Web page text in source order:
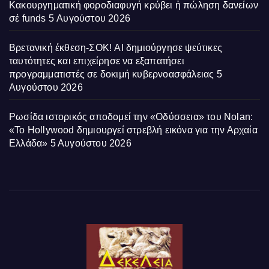
Κακουργηματική φοροδιαφυγή κρύβει ἡ πώληση δανείων
σέ funds 5 Αυγούστου 2026
Βρετανική έκθεση-ΣΟΚ! AI δημιούργησε ψεύτικες
ταυτότητες και επιχείρησε να εξαπατήσει
προγραμματιστές σε δοκιμή κυβερνοασφάλειας 5
Αυγούστου 2026
Ρωσίδα ιστορικός αποδομεί την «Οδύσσεια» του Nolan:
«Το Hollywood δημιουργεί στρεβλή εικόνα για την Αρχαία
Ελλάδα» 5 Αυγούστου 2026